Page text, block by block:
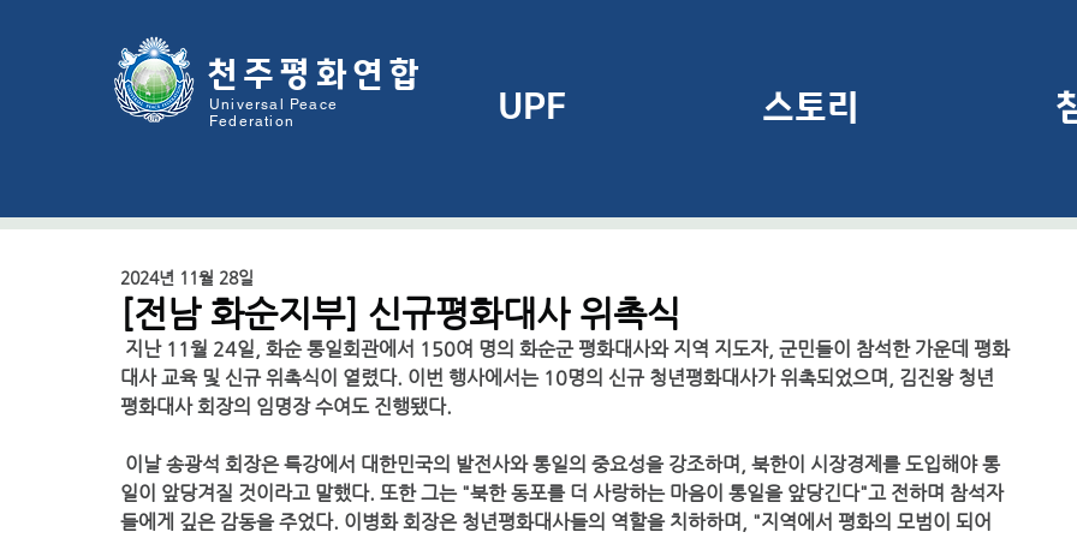
천주평화연합
Universal Peace
Federation
UPF 스토리
[전남 화순지부] 신규평화대사 위촉식
2024년 11월 28일
대사 교육 및 신규 위촉식이 열렸다. 이번 행사에서는 10명의 신규 청년평화대사가 위촉되었으며, 김진왕 청년
평화대사 회장의 임명장 수여도 진행됐다.
일이 앞당겨질 것이라고 말했다. 또한 그는 "북한 동포를 더 사랑하는 마음이 통일을 앞당긴다"고 전하며 참석자
들에게 깊은 감동을 주었다. 이병화 회장은 청년평화대사들의 역할을 치하하며, "지역에서 평화의 모범이 되어